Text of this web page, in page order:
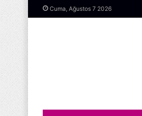
Cuma, Ağustos 7 2026